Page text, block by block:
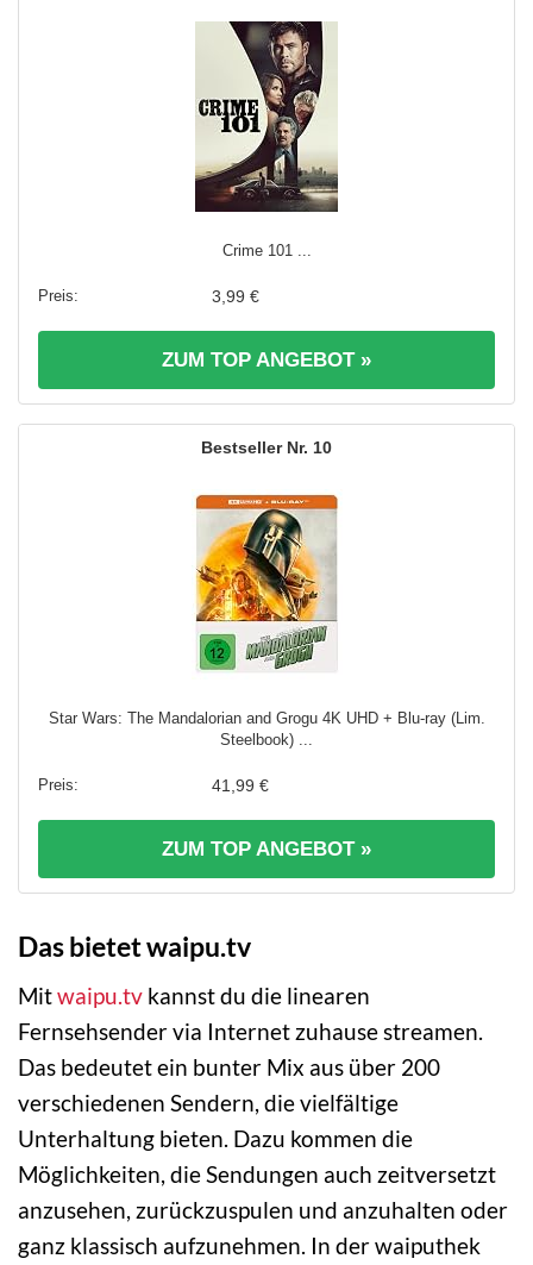
Crime 101 ...
3,99 €
ZUM TOP ANGEBOT »
10
Star Wars: The Mandalorian and Grogu 4K UHD + Blu-ray (Lim.
Steelbook) ...
41,99 €
ZUM TOP ANGEBOT »
Das bietet waipu.tv
Mitwaipu.tv kannst du die linearen
Fernsehsender via Internet zuhause streamen.
Das bedeutet ein bunter Mix aus über 200
verschiedenen Sendern, die vielfältige
Unterhaltung bieten. Dazu kommen die
Möglichkeiten, die Sendungen auch zeitversetzt
anzusehen, zurückzuspulen und anzuhalten oder
ganz klassisch aufzunehmen. In der waiputhek